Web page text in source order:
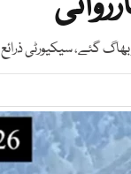
بھاگ گئے، سیکیورٹی ذرائع